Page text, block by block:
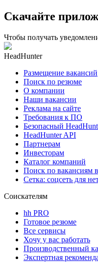
Скачайте
Чтобы получать
HeadHunter
Размещение вакансий
Поиск по резюме
О компании
Наши вакансии
Реклама на сайте
Требования к ПО
Безопасный
HeadHunter API
Партнерам
Инвесторам
Каталог компаний
Поиск по вакансиям
Сетка: соцсеть для
Соискателям
hh PRO
Готовое резюме
Все сервисы
Хочу у вас работать
Производственный
Экспертная